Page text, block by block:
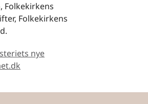
Folke­kirkens
Folkekirkens
nye